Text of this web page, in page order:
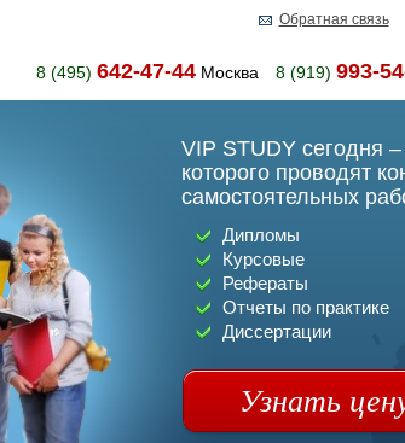
Обратная связь
8 (495) 642-47-44Москва 8 (919) 993-
VIP STUDY сегодня
которого проводят
самостоятельных
Дипломы
Курсовые
Рефераты
Отчеты по практике
Диссертации
Узнать